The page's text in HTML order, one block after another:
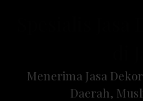
Menerima Jasa
Daerah,